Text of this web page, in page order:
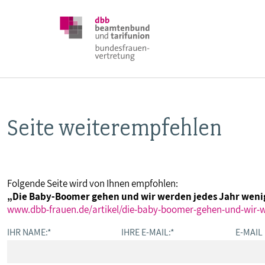
DBB FRAUEN
POSITIONEN
Seite weiterempfehlen
Folgende Seite wird von Ihnen empfohlen:
„Die Baby-Boomer gehen und wir werden jedes Jahr
www.dbb-frauen.de/artikel/die-baby-boomer-gehen-und-wir-
IHR NAME:* IHRE E-MAIL:* E-MAIL